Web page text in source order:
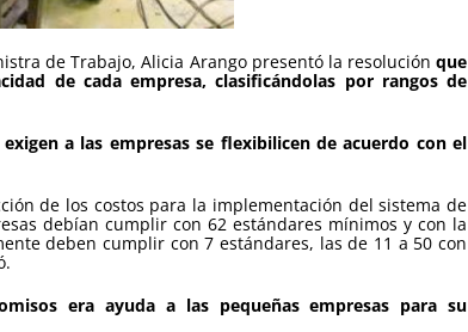
de Trabajo, Alicia Arango presentó la resolución que
de cada empresa, clasificándolas por rangos de
a las empresas se flexibilicen de acuerdo con el
de los costos para la implementación del sistema de
debían cumplir con 62 estándares mínimos y con la
deben cumplir con 7 estándares, las de 11 a 50 con
era ayuda a las pequeñas empresas para su